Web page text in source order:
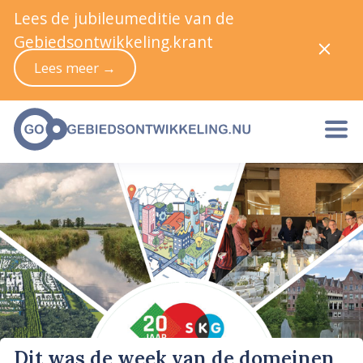
Lees de jubileumeditie van de
Gebiedsontwikkeling.krant
Lees meer →